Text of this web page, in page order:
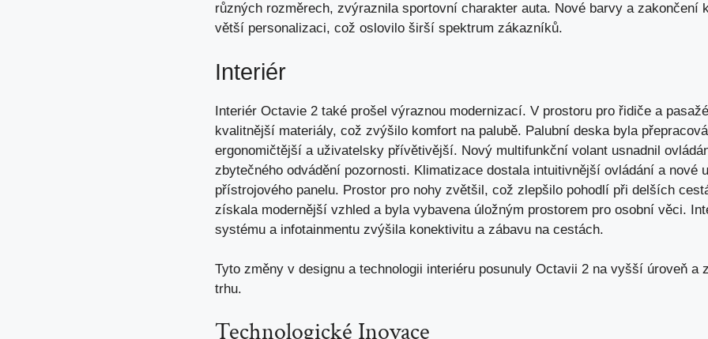
různých rozměrech, zvýraznila sportovní charakter auta. Nové barvy a zakončení
větší personalizaci, což oslovilo širší spektrum zákazníků.
Interiér
Interiér Octavie 2 také prošel výraznou modernizací. V prostoru pro řidiče a
kvalitnější materiály, což zvýšilo komfort na palubě. Palubní deska byla
ergonomičtější a uživatelsky přívětivější. Nový multifunkční volant usnadnil
zbytečného odvádění pozornosti. Klimatizace dostala intuitivnější ovládání a nové
přístrojového panelu. Prostor pro nohy zvětšil, což zlepšilo pohodlí při delších
získala modernější vzhled a byla vybavena úložným prostorem pro osobní věci.
systému a infotainmentu zvýšila konektivitu a zábavu na cestách.
Tyto změny v designu a technologii interiéru posunuly Octavii 2 na vyšší úroveň a
trhu.
Technologické Inovace